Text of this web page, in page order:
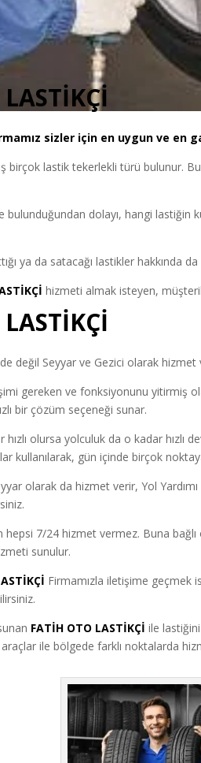
sizler için en uygun ve en
lastik tekerlekli türü bulunur.
bulunduğundan dolayı, hangi
ya da satacağı lastikler hakkında
hizmeti almak isteyen,
değil Seyyar ve Gezici olarak
gereken ve fonksiyonunu yitirmiş
bir çözüm seçeneği sunar.
olursa yolculuk da o kadar hızlı
kullanılarak, gün içinde birçok
olarak da hizmet verir, Yol
hepsi 7/24 hizmet vermez. Buna
sunulur.
Firmamızla iletişime geçmek
FATİH OTO LASTİKÇİ ile
ile bölgede farklı noktalarda